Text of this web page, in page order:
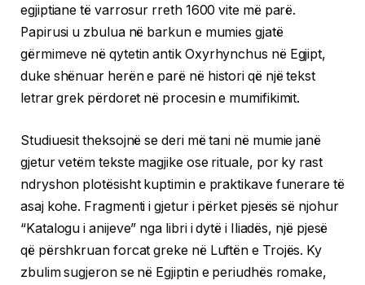
egjiptiane të varrosur rreth 1600 vite më parë.
Papirusi u zbulua në barkun e mumies gjatë
gërmimeve në qytetin antik Oxyrhynchus në Egjipt,
duke shënuar herën e parë në histori që një tekst
letrar grek përdoret në procesin e mumifikimit.
Studiuesit theksojnë se deri më tani në mumie janë
gjetur vetëm tekste magjike ose rituale, por ky rast
ndryshon plotësisht kuptimin e praktikave funerare të
asaj kohe. Fragmenti i gjetur i përket pjesës së njohur
“Katalogu i anijeve” nga libri i dytë i Iliadës, një pjesë
që përshkruan forcat greke në Luftën e Trojës. Ky
zbulim sugjeron se në Egjiptin e periudhës romake,